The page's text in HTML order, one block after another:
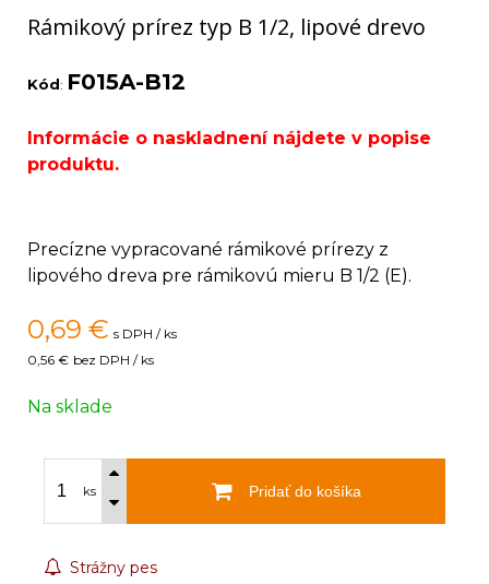
Rámikový prírez typ B 1/2, lipové drevo
Kód: F015A-B12
Informácie o naskladnení nájdete v popise
produktu.
Precízne vypracované rámikové prírezy z
lipového dreva pre rámikovú mieru B 1/2 (E).
0,69 € s DPH / ks
0,56 € bez DPH / ks
Na sklade
ks Pridať do košíka
Strážny pes